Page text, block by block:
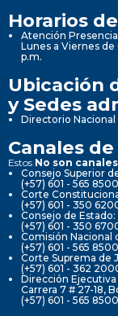
Horarios
Atención
Lunes a Viernes
p.m.
Ubicación
y Sedes
Directorio Nacional
Canales
Estos No son
Consejo Superior
(+57) 601 - 565 8500
Corte
(+57) 601 - 350
Consejo de Estado:
(+57) 601 - 350
Comisión Nacional
(+57) 601 - 565 8500
Corte Suprema de
(+57) 601 - 362
Dirección
Carrera 7 # 27-18,
(+57) 601 - 565 8500